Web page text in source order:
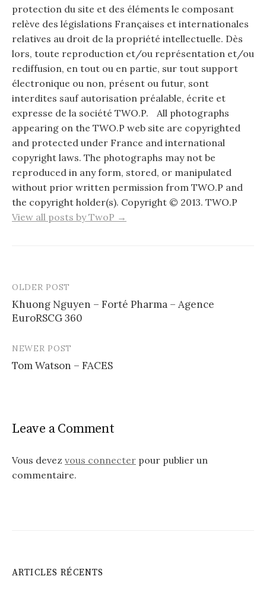
protection du site et des éléments le composant
relève des législations Françaises et internationales
relatives au droit de la propriété intellectuelle. Dès
lors, toute reproduction et/ou représentation et/ou
rediffusion, en tout ou en partie, sur tout support
électronique ou non, présent ou futur, sont
interdites sauf autorisation préalable, écrite et
expresse de la société TWO.P. All photographs
appearing on the TWO.P web site are copyrighted
and protected under France and international
copyright laws. The photographs may not be
reproduced in any form, stored, or manipulated
without prior written permission from TWO.P and
the copyright holder(s). Copyright © 2013. TWO.P
View all posts by TwoP →
Post
navigation
OLDER POST
Khuong Nguyen – Forté Pharma – Agence
EuroRSCG 360
NEWER POST
Tom Watson – FACES
Leave a Comment
Vous devez vous connecter pour publier un
commentaire.
ARTICLES RÉCENTS